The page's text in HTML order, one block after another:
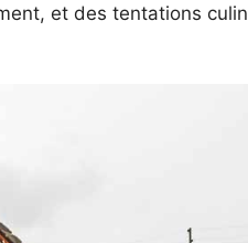
et des tentations